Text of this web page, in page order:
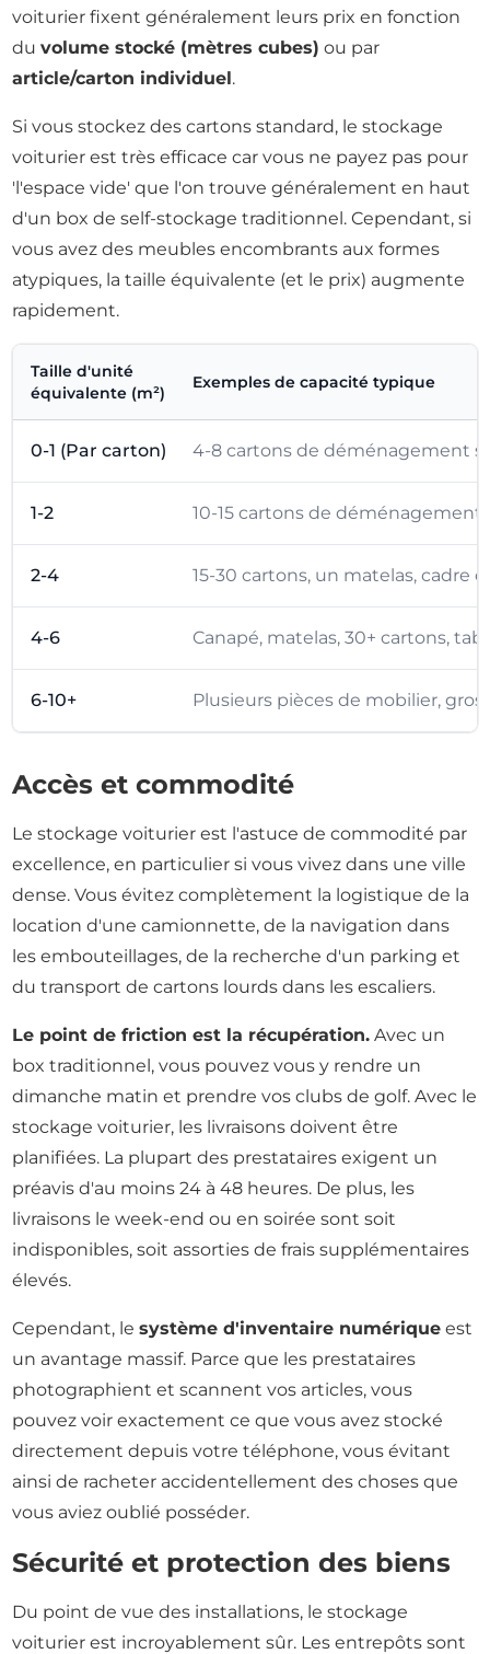
voiturier fixent généralement leurs prix en fonction
duvolume stocké (mètres cubes) ou par
article/carton individuel.
Si vous stockez des cartons standard, le stockage
voiturier est très efficace car vous ne payez pas pour
'l'espace vide' que l'on trouve généralement en haut
d'un box de self-stockage traditionnel. Cependant, si
vous avez des meubles encombrants aux formes
atypiques, la taille équivalente (et le prix) augmente
rapidement.
Taille d'unité
équivalente (m²)
Exemples de capacité typique
0-1 (Par carton) 4-8 cartons de déménagement
1-2 10-15 cartons de
2-4 15-30 cartons, un matelas, cadre
4-6 Canapé, matelas, 30+ cartons,
6-10+ Plusieurs pièces de mobilier,
Accès et commodité
Le stockage voiturier est l'astuce de commodité par
excellence, en particulier si vous vivez dans une ville
dense. Vous évitez complètement la logistique de la
location d'une camionnette, de la navigation dans
les embouteillages, de la recherche d'un parking et
du transport de cartons lourds dans les escaliers.
Le point de friction est la récupération. Avec un
box traditionnel, vous pouvez vous y rendre un
dimanche matin et prendre vos clubs de golf. Avec le
stockage voiturier, les livraisons doivent être
planifiées. La plupart des prestataires exigent un
préavis d'au moins 24 à 48 heures. De plus, les
livraisons le week-end ou en soirée sont soit
indisponibles, soit assorties de frais supplémentaires
élevés.
Cependant, lesystème d'inventaire numérique est
un avantage massif. Parce que les prestataires
photographient et scannent vos articles, vous
pouvez voir exactement ce que vous avez stocké
directement depuis votre téléphone, vous évitant
ainsi de racheter accidentellement des choses que
vous aviez oublié posséder.
Sécurité et protection des biens
Du point de vue des installations, le stockage
voiturier est incroyablement sûr. Les entrepôts sont